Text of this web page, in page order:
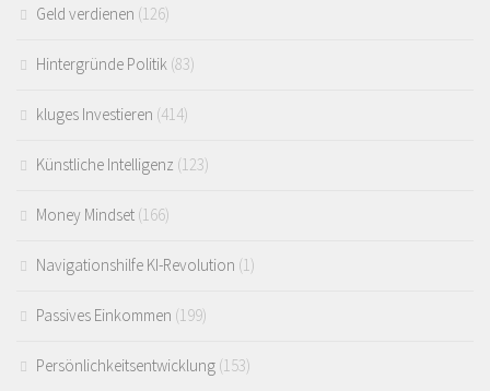
Geld verdienen (126)
Hintergründe Politik (83)
kluges Investieren (414)
Künstliche Intelligenz (123)
Money Mindset (166)
Navigationshilfe KI-Revolution (1)
Passives Einkommen (199)
Persönlichkeitsentwicklung (153)